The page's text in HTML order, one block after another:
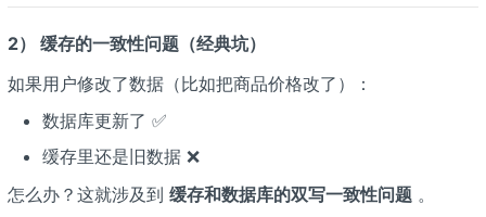
2） 缓存的一致性问题（经典坑）
如果用户修改了数据（比如把商品价格改了）：
数据库更新了 ✅
缓存里还是旧数据 ❌
怎么办？这就涉及到 缓存和数据库的双写一致性问题。